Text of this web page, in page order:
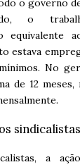
o
equivalente
estava
No
de 12
sindicalistas
a